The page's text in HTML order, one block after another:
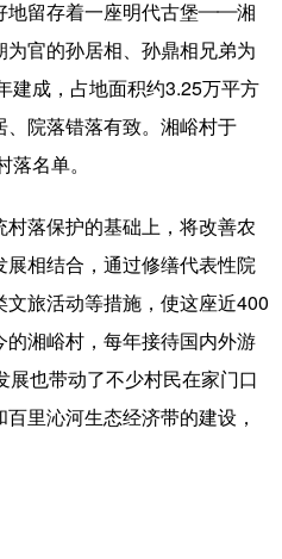
海南 重庆
云南 西藏
青海
黑龙江
Français عربى
日本語 한국어
地留存着一座明代古堡——湘
官的孙居相、孙鼎相兄弟为
建成，占地面积约3.25万平方
、院落错落有致。湘峪村于
落名单。
落保护的基础上，将改善农
相结合，通过修缮代表性院
旅活动等措施，使这座近400
湘峪村，每年接待国内外游
展也带动了不少村民在家门口
里沁河生态经济带的建设，